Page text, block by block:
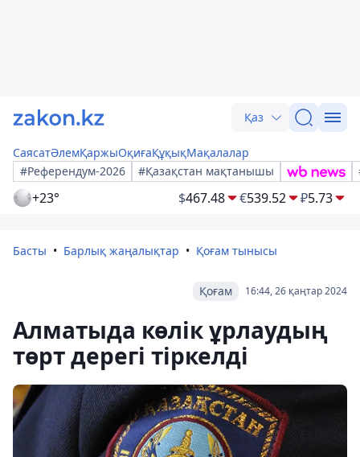
Қаз
СаясатӘлемҚаржыОқиғаҚұқықМақалалар
#Референдум-2026
#Қазақстан мақтанышы
+23° $467.48 €539.52 ₽5.73
Басты Барлық жаңалықтар Қоғам тынысы
16:44, 26 қаңтар 2024
Қоғам
Алматыда көлік ұрлаудың
төрт дерегі тіркелді